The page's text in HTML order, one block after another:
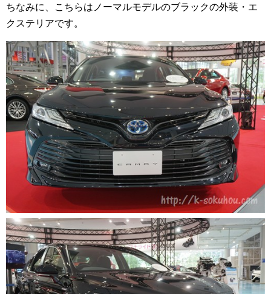
ちなみに、こちらはノーマルモデルのブラックの外装・エ
クステリアです。